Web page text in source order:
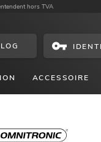
hors TVA
ACCESSOIRE